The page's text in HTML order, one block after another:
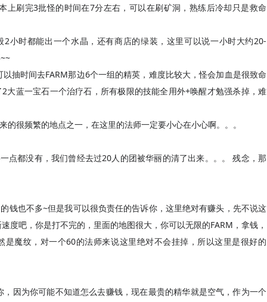
上刷完3批怪的时间在7分左右，可以在刷矿洞，熟练后冷却只是救命
小时都能出一个水晶，还有商店的绿装，这里可以说一小时大约20-
抽时间去FARM那边6个一组的精英，难度比较大，怪会加血是很致命
大蓝一宝石一个治疗石，所有极限的技能全用外+唤醒才勉强杀掉，难
的很频繁的地点之一，在这里的法师一定要小心在小心啊。。。
点都没有，我们曾经去过20人的团被华丽的清了出来。。。 残念，那
钱也不多~但是我可以很负责任的告诉你，这里绝对有赚头，先不说这
度吧，你是打不完的，里面的地图很大，你可以无限的FARM，拿钱，
魔纹，对一个60的法师来说这里绝对不会挂掉，所以这里是很好的
因为你可能不知道怎么去赚钱，现在最贵的精华就是空气，作为一个